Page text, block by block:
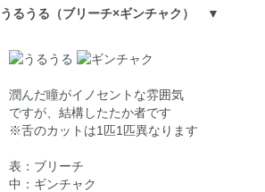
うるうる（ブリーチ×ギンチャク） ▼
潤んだ瞳がイノセントな雰囲気
ですが、結構したたか者です
※舌のカットは1匹1匹異なります
表：ブリーチ
中：ギンチャク